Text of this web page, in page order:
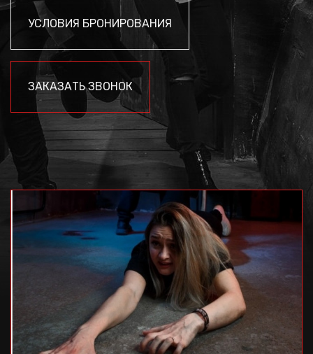
УСЛОВИЯ БРОНИРОВАНИЯ
ЗАКАЗАТЬ ЗВОНОК